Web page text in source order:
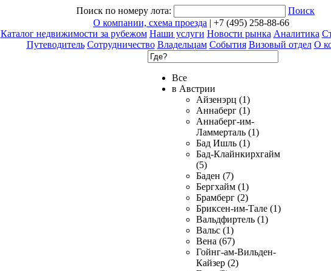
Поиск по номеру лота:
Поиск
О компании, схема проезда | +7 (495) 258-88-66
Каталог недвижимости за рубежом Наши услуги Новости рынка Аналитика
Путеводитель Сотрудничество Владельцам События Визовый отдел О
Все
в Австрии
Айзенэрц (1)
Аннаберг (1)
Аннаберг-им-
Ламмерталь (1)
Бад Ишль (1)
Бад-Клайнкирхгайм
(5)
Баден (7)
Бергхайм (1)
Брамберг (2)
Бриксен-им-Тале (1)
Вальдфиртель (1)
Вальс (1)
Вена (67)
Гойнг-ам-Вильден-
Кайзер (2)